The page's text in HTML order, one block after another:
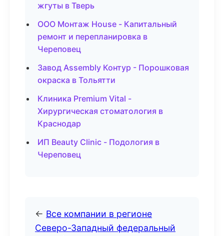
жгуты в Тверь
ООО Монтаж House - Капитальный
ремонт и перепланировка в
Череповец
Завод Assembly Контур - Порошковая
окраска в Тольятти
Клиника Premium Vital -
Хирургическая стоматология в
Краснодар
ИП Beauty Clinic - Подология в
Череповец
← Все компании в регионе
Северо-Западный федеральный